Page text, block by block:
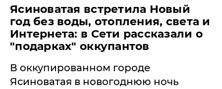
​Ясиноватая встретила Новый
год без воды, отопления, света и
Интернета: в Сети рассказали о
"подарках" оккупантов
В оккупированном городе
Ясиноватая в новогоднюю ночь